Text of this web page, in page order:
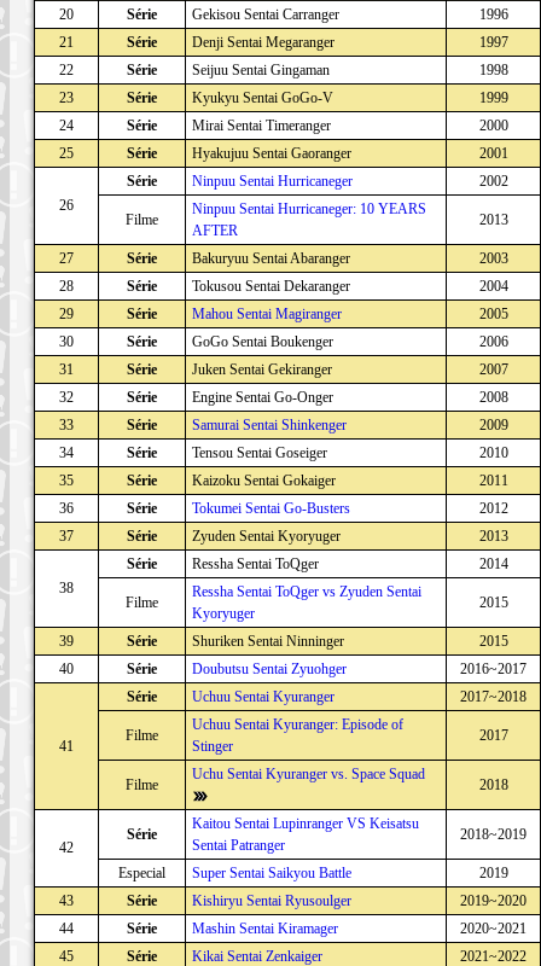
20
Série Gekisou Sentai Carranger
1996
21
Série Denji Sentai Megaranger
1997
22
Série Seijuu Sentai Gingaman
1998
23
Série Kyukyu Sentai GoGo-V
1999
24
Série Mirai Sentai Timeranger
2000
25
Série Hyakujuu Sentai Gaoranger 2001
26
Série Ninpuu Sentai Hurricaneger 2002
Filme
Ninpuu Sentai Hurricaneger: 10 YEARS
AFTER
2013
27 Série Bakuryuu Sentai Abaranger
2003
28
Série Tokusou Sentai Dekaranger
2004
29
Série Mahou Sentai Magiranger
2005
30
Série GoGo Sentai Boukenger
2006
31
Série Juken Sentai Gekiranger
2007
32
Série Engine Sentai Go-Onger
2008
33
Série Samurai Sentai Shinkenger
2009
34
Série Tensou Sentai Goseiger
2010
35
Série Kaizoku Sentai Gokaiger
2011
36
Série Tokumei Sentai Go-Busters
2012
37
Série Zyuden Sentai Kyoryuger 2013
38
Série Ressha Sentai ToQger 2014
Filme
Ressha Sentai ToQger vs Zyuden Sentai
Kyoryuger
2015
39 Série Shuriken Sentai Ninninger
2015
40
Série Doubutsu Sentai Zyuohger 2016~2017
41
Série Uchuu Sentai Kyuranger 2017~2018
Filme
Uchuu Sentai Kyuranger: Episode of
Stinger
2017
Filme
Uchu Sentai Kyuranger vs. Space Squad
2018
42
Série
Kaitou Sentai Lupinranger VS Keisatsu
Sentai Patranger
2018~2019
Especial Super Sentai Saikyou Battle
2019
43
Série Kishiryu Sentai Ryusoulger
2019~2020
44
Série Mashin Sentai Kiramager
2020~2021
45
Série Kikai Sentai Zenkaiger
2021~2022